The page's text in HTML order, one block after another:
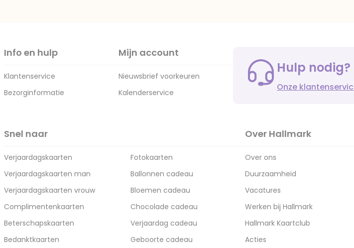
Info en hulp
Klantenservice
Bezorginformatie
Mijn account
Nieuwsbrief voorkeuren
Kalenderservice
Hulp nodig?
Onze
Snel naar
Verjaardagskaarten
Verjaardagskaarten man
Verjaardagskaarten vrouw
Complimentenkaarten
Beterschapskaarten
Bedanktkaarten
Fotokaarten
Ballonnen cadeau
Bloemen cadeau
Chocolade cadeau
Verjaardag cadeau
Geboorte cadeau
Over Hallmark
Over ons
Duurzaamheid
Vacatures
Werken bij Hallmark
Hallmark Kaartclub
Acties